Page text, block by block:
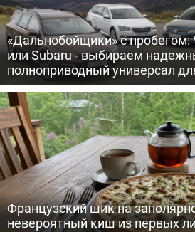
«Дальнобойщики» с пробегом:
или Subaru - выбираем
полноприводный универсал
Французский шик на
невероятный киш из первых